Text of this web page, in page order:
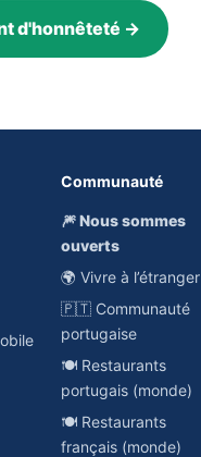
d'honnêteté →
Communauté
🎆 Nous sommes
ouverts
🌍 Vivre à l’étranger
🇵🇹 Communauté
portugaise
🍽️ Restaurants
portugais (monde)
🍽️ Restaurants
français (monde)